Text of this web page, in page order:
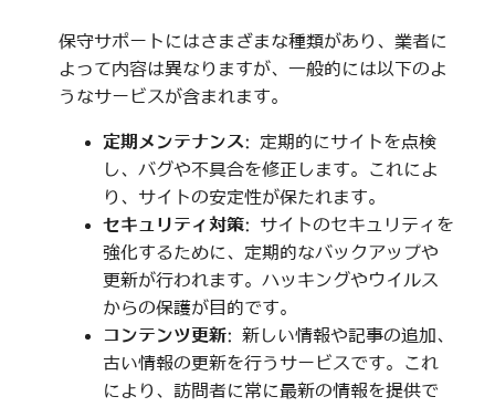
保守サポートにはさまざまな種類があり、業者に
よって内容は異なりますが、一般的には以下のよ
うなサービスが含まれます。
定期メンテナンス: 定期的にサイトを点検
し、バグや不具合を修正します。これによ
り、サイトの安定性が保たれます。
セキュリティ対策: サイトのセキュリティを
強化するために、定期的なバックアップや
更新が行われます。ハッキングやウイルス
からの保護が目的です。
コンテンツ更新: 新しい情報や記事の追加、
古い情報の更新を行うサービスです。これ
により、訪問者に常に最新の情報を提供で